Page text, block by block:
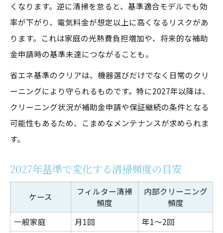
くなります。逆に清掃を怠ると、基準適合モデルでも効
率が下がり、電気料金が想定以上に高くなるリスクがあ
ります。これは家庭の光熱費負担増加や、将来的な補助
金申請時の基準未達につながることも。
省エネ基準のクリアは、機器選びだけでなく日常のクリ
ーニングにより守られるものです。特に2027年以降は、
クリーニング状況が補助金申請や保証継続の条件となる
可能性もあるため、こまめなメンテナンスが求められま
す。
2027年基準で変化する清掃頻度の目安
ケース
フィルター清掃
頻度
内部クリーニング
頻度
一般家庭
月1回
年1～2回